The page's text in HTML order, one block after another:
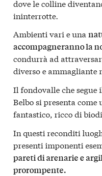
dove le colline
ininterrotte.
Ambienti vari e una
accompagneranno la
condurrà ad
diverso e
Il fondovalle che segue
Belbo si presenta come
fantastico, ricco di
In questi reconditi
presenti imponenti
pareti di arenarie e
prorompente.